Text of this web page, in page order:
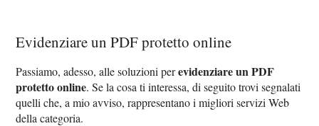
Evidenziare un PDF protetto online
Passiamo, adesso, alle soluzioni perevidenziare un PDF
protetto online. Se la cosa ti interessa, di seguito trovi segnalati
quelli che, a mio avviso, rappresentano i migliori servizi Web
della categoria.